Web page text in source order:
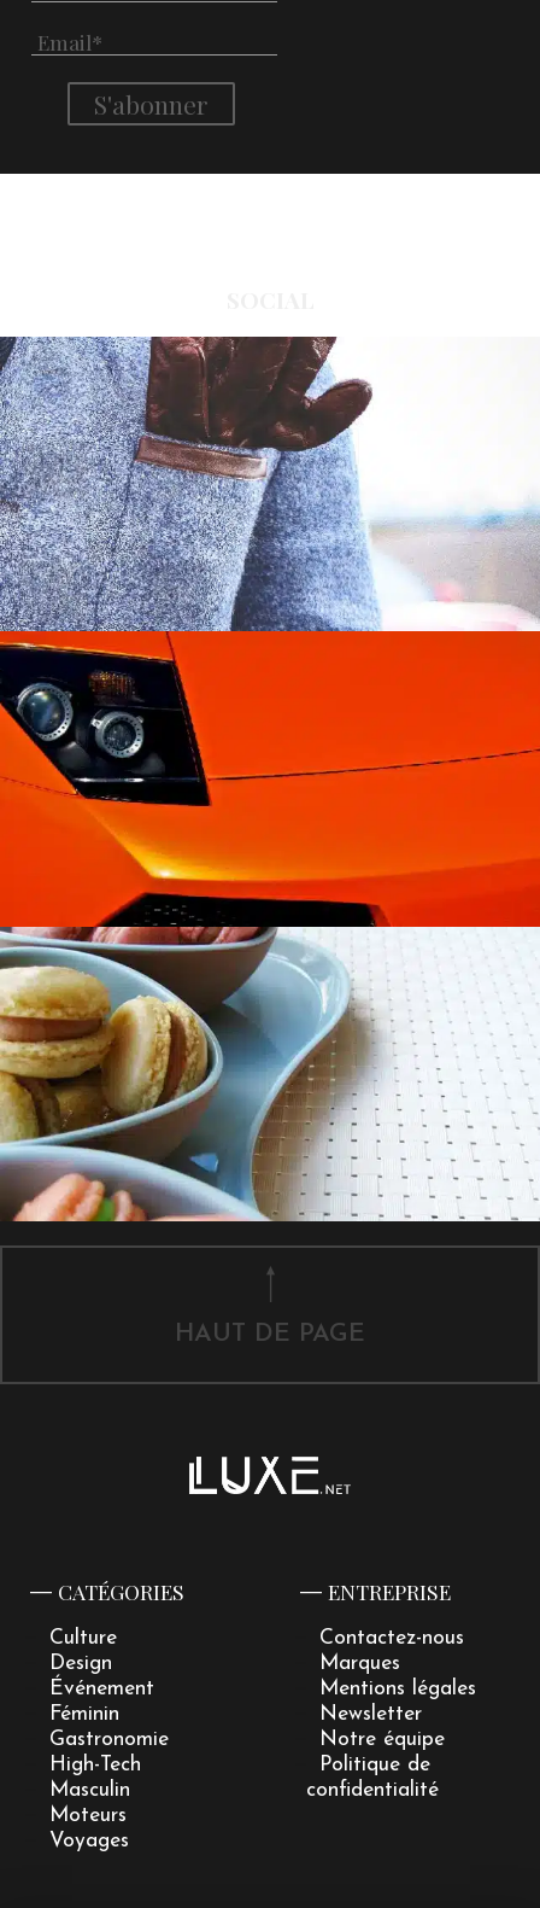
HAUT DE PAGE
CATÉGORIES
Culture
Design
Événement
Féminin
Gastronomie
High-Tech
Masculin
Moteurs
Voyages
ENTREPRISE
Contactez-nous
Marques
Mentions légales
Newsletter
Notre équipe
Politique de
confidentialité